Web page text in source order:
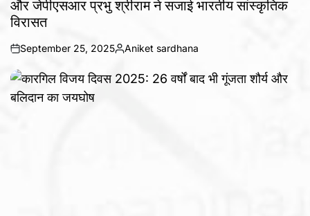
और जेपीएसआर प्रभु श्रीराम ने सजाई भारतीय सांस्कृतिक
विरासत
on
September 25, 2025
Posted
Aniket sardhana